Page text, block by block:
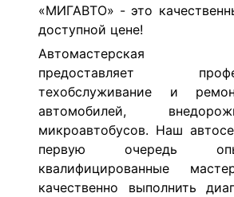
«МИГАВТО» - это
доступной цене!
Автомастерская
предоставляет
техобслуживание и
автомобилей,
микроавтобусов. Наш
первую очередь
квалифицированные
качественно выполнить